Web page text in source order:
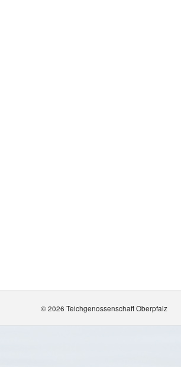
© 2026 Teichgenossenschaft Oberpfalz